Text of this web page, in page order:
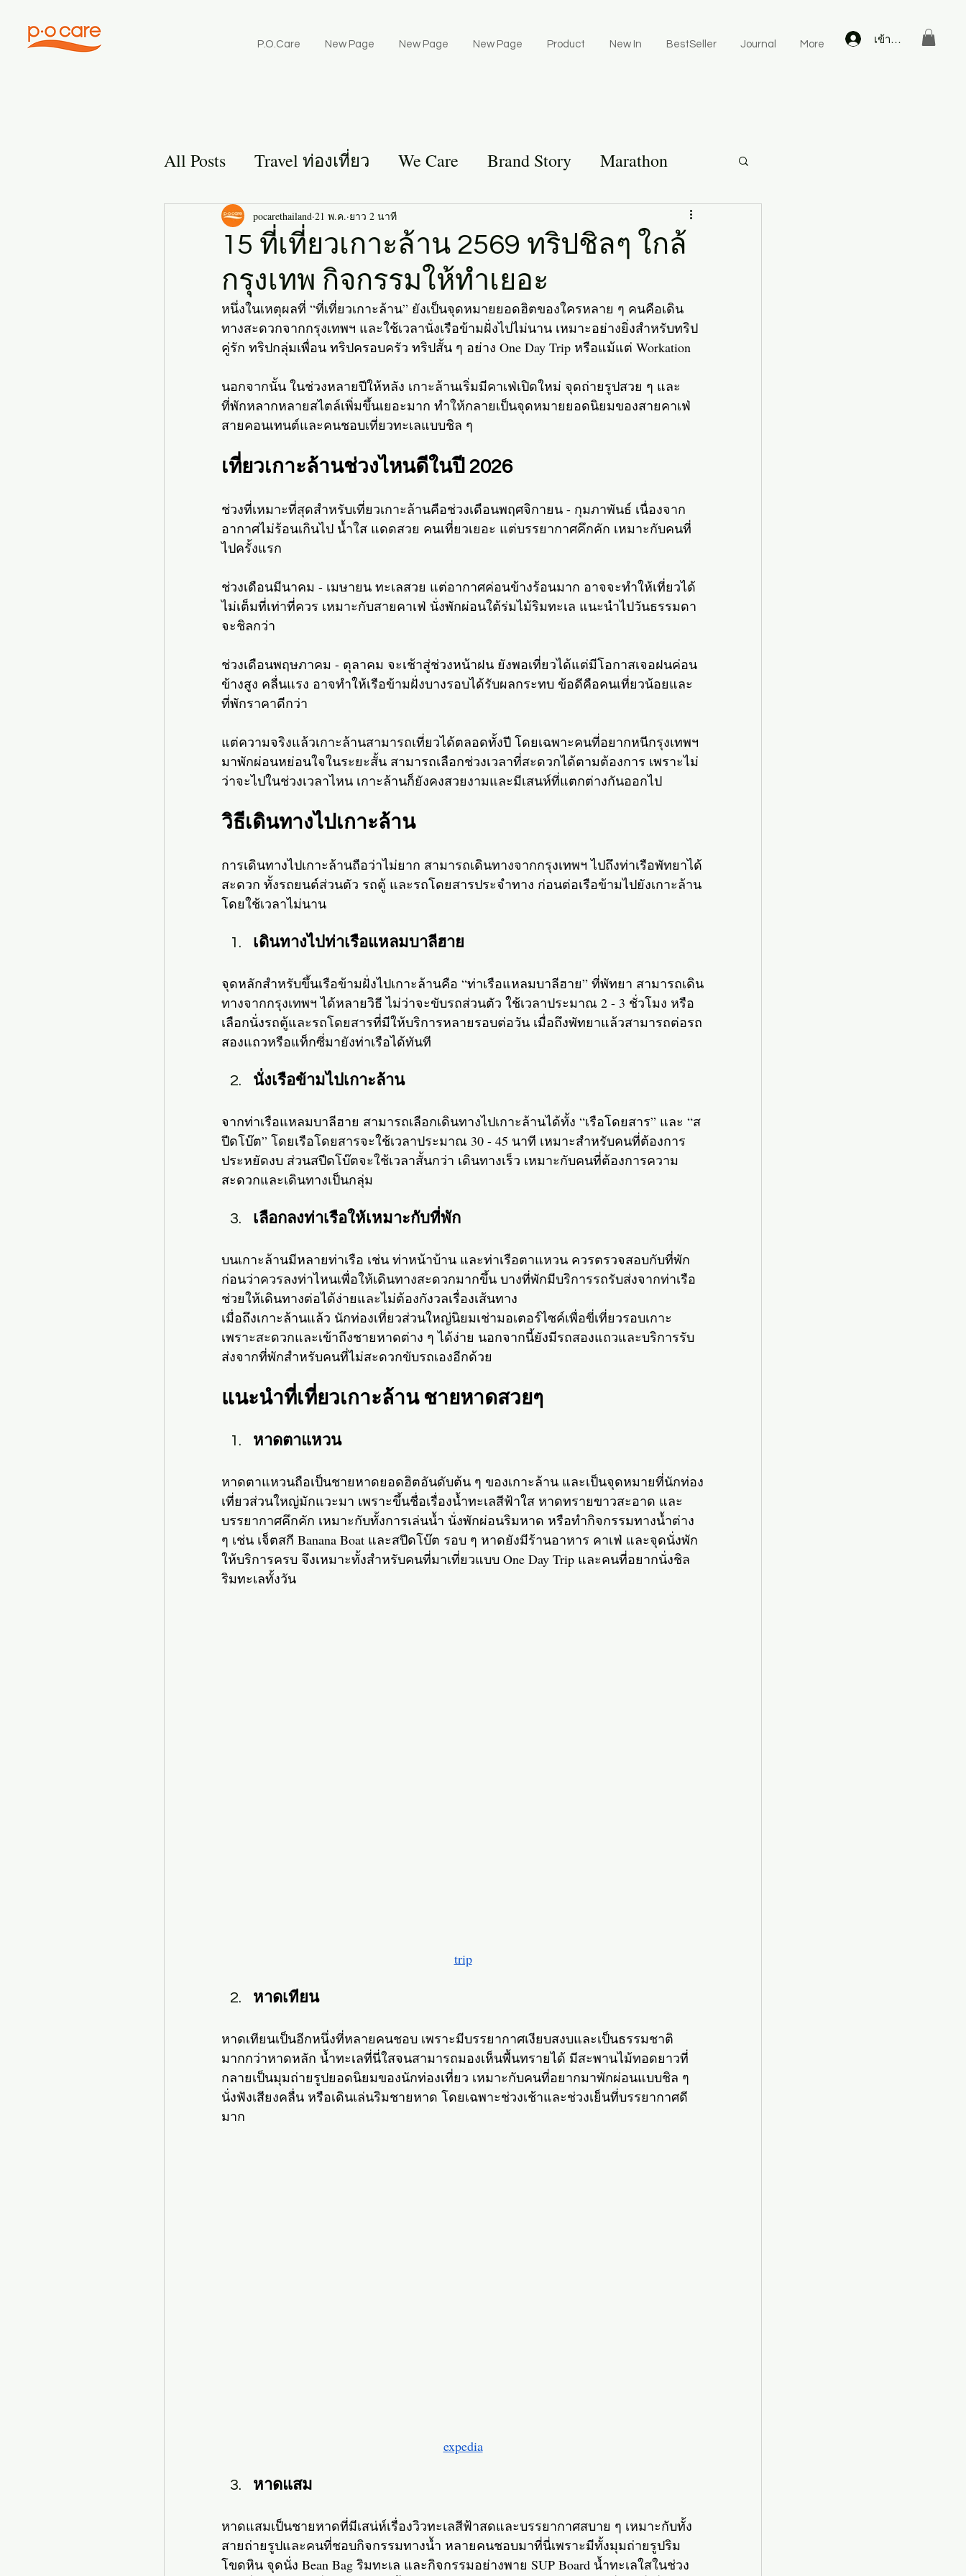
P.O.Care New Page New Page New Page Product New In BestSeller Journal More เข้าสู่ระบบ
All Posts Travel ท่องเที่ยว We Care Brand Story Marathon
Sunscreen
15 ที่เที่ยวเกาะล้าน 2569 ทริปชิลๆ ใกล้
กรุงเทพ กิจกรรมให้ทำเยอะ
pocarethailand 21 พ.ค. ยาว 2 นาที
หนึ่งในเหตุผลที่ “ที่เที่ยวเกาะล้าน” ยังเป็นจุดหมายยอดฮิตของใครหลาย ๆ คนคือเดิน
ทางสะดวกจากกรุงเทพฯ และใช้เวลานั่งเรือข้ามฝั่งไปไม่นาน เหมาะอย่างยิ่งสำหรับทริป
คู่รัก ทริปกลุ่มเพื่อน ทริปครอบครัว ทริปสั้น ๆ อย่าง One Day Trip หรือแม้แต่ Workation
นอกจากนั้น ในช่วงหลายปีให้หลัง เกาะล้านเริ่มมีคาเฟ่เปิดใหม่ จุดถ่ายรูปสวย ๆ และ
ที่พักหลากหลายสไตล์เพิ่มขึ้นเยอะมาก ทำให้กลายเป็นจุดหมายยอดนิยมของสายคาเฟ่
สายคอนเทนต์และคนชอบเที่ยวทะเลแบบชิล ๆ
เที่ยวเกาะล้านช่วงไหนดีในปี 2026
ช่วงที่เหมาะที่สุดสำหรับเที่ยวเกาะล้านคือช่วงเดือนพฤศจิกายน - กุมภาพันธ์ เนื่องจาก
อากาศไม่ร้อนเกินไป น้ำใส แดดสวย คนเที่ยวเยอะ แต่บรรยากาศคึกคัก เหมาะกับคนที่
ไปครั้งแรก
ช่วงเดือนมีนาคม - เมษายน ทะเลสวย แต่อากาศค่อนข้างร้อนมาก อาจจะทำให้เที่ยวได้
ไม่เต็มที่เท่าที่ควร เหมาะกับสายคาเฟ่ นั่งพักผ่อนใต้ร่มไม้ริมทะเล แนะนำไปวันธรรมดา
จะชิลกว่า
ช่วงเดือนพฤษภาคม - ตุลาคม จะเช้าสู่ช่วงหน้าฝน ยังพอเที่ยวได้แต่มีโอกาสเจอฝนค่อน
ข้างสูง คลื่นแรง อาจทำให้เรือข้ามฝั่งบางรอบได้รับผลกระทบ ข้อดีคือคนเที่ยวน้อยและ
ที่พักราคาดีกว่า
แต่ความจริงแล้วเกาะล้านสามารถเที่ยวได้ตลอดทั้งปี โดยเฉพาะคนที่อยากหนีกรุงเทพฯ
มาพักผ่อนหย่อนใจในระยะสั้น สามารถเลือกช่วงเวลาที่สะดวกได้ตามต้องการ เพราะไม่
ว่าจะไปในช่วงเวลาไหน เกาะล้านก็ยังคงสวยงามและมีเสนห์ที่แตกต่างกันออกไป
วิธีเดินทางไปเกาะล้าน
การเดินทางไปเกาะล้านถือว่าไม่ยาก สามารถเดินทางจากกรุงเทพฯ ไปถึงท่าเรือพัทยาได้
สะดวก ทั้งรถยนต์ส่วนตัว รถตู้ และรถโดยสารประจำทาง ก่อนต่อเรือข้ามไปยังเกาะล้าน
โดยใช้เวลาไม่นาน
เดินทางไปท่าเรือแหลมบาลีฮาย
จุดหลักสำหรับขึ้นเรือข้ามฝั่งไปเกาะล้านคือ “ท่าเรือแหลมบาลีฮาย” ที่พัทยา สามารถเดิน
ทางจากกรุงเทพฯ ได้หลายวิธี ไม่ว่าจะขับรถส่วนตัว ใช้เวลาประมาณ 2 - 3 ชั่วโมง หรือ
เลือกนั่งรถตู้และรถโดยสารที่มีให้บริการหลายรอบต่อวัน เมื่อถึงพัทยาแล้วสามารถต่อรถ
สองแถวหรือแท็กซี่มายังท่าเรือได้ทันที
นั่งเรือข้ามไปเกาะล้าน
จากท่าเรือแหลมบาลีฮาย สามารถเลือกเดินทางไปเกาะล้านได้ทั้ง “เรือโดยสาร” และ “ส
ปีดโบ๊ต” โดยเรือโดยสารจะใช้เวลาประมาณ 30 - 45 นาที เหมาะสำหรับคนที่ต้องการ
ประหยัดงบ ส่วนสปีดโบ๊ตจะใช้เวลาสั้นกว่า เดินทางเร็ว เหมาะกับคนที่ต้องการความ
สะดวกและเดินทางเป็นกลุ่ม
เลือกลงท่าเรือให้เหมาะกับที่พัก
บนเกาะล้านมีหลายท่าเรือ เช่น ท่าหน้าบ้าน และท่าเรือตาแหวน ควรตรวจสอบกับที่พัก
ก่อนว่าควรลงท่าไหนเพื่อให้เดินทางสะดวกมากขึ้น บางที่พักมีบริการรถรับส่งจากท่าเรือ
ช่วยให้เดินทางต่อได้ง่ายและไม่ต้องกังวลเรื่องเส้นทาง
เมื่อถึงเกาะล้านแล้ว นักท่องเที่ยวส่วนใหญ่นิยมเช่ามอเตอร์ไซค์เพื่อขี่เที่ยวรอบเกาะ
เพราะสะดวกและเข้าถึงชายหาดต่าง ๆ ได้ง่าย นอกจากนี้ยังมีรถสองแถวและบริการรับ
ส่งจากที่พักสำหรับคนที่ไม่สะดวกขับรถเองอีกด้วย
แนะนำที่เที่ยวเกาะล้าน ชายหาดสวยๆ
หาดตาแหวน
หาดตาแหวนถือเป็นชายหาดยอดฮิตอันดับต้น ๆ ของเกาะล้าน และเป็นจุดหมายที่นักท่อง
เที่ยวส่วนใหญ่มักแวะมา เพราะขึ้นชื่อเรื่องน้ำทะเลสีฟ้าใส หาดทรายขาวสะอาด และ
บรรยากาศคึกคัก เหมาะกับทั้งการเล่นน้ำ นั่งพักผ่อนริมหาด หรือทำกิจกรรมทางน้ำต่าง
ๆ เช่น เจ็ตสกี Banana Boat และสปีดโบ๊ต รอบ ๆ หาดยังมีร้านอาหาร คาเฟ่ และจุดนั่งพัก
ให้บริการครบ จึงเหมาะทั้งสำหรับคนที่มาเที่ยวแบบ One Day Trip และคนที่อยากนั่งชิล
ริมทะเลทั้งวัน
trip
หาดเทียน
หาดเทียนเป็นอีกหนึ่งที่หลายคนชอบ เพราะมีบรรยากาศเงียบสงบและเป็นธรรมชาติ
มากกว่าหาดหลัก น้ำทะเลที่นี่ใสจนสามารถมองเห็นพื้นทรายได้ มีสะพานไม้ทอดยาวที่
กลายเป็นมุมถ่ายรูปยอดนิยมของนักท่องเที่ยว เหมาะกับคนที่อยากมาพักผ่อนแบบชิล ๆ
นั่งฟังเสียงคลื่น หรือเดินเล่นริมชายหาด โดยเฉพาะช่วงเช้าและช่วงเย็นที่บรรยากาศดี
มาก
expedia
หาดแสม
หาดแสมเป็นชายหาดที่มีเสน่ห์เรื่องวิวทะเลสีฟ้าสดและบรรยากาศสบาย ๆ เหมาะกับทั้ง
สายถ่ายรูปและคนที่ชอบกิจกรรมทางน้ำ หลายคนชอบมาที่นี่เพราะมีทั้งมุมถ่ายรูปริม
โขดหิน จุดนั่ง Bean Bag ริมทะเล และกิจกรรมอย่างพาย SUP Board น้ำทะเลใสในช่วง